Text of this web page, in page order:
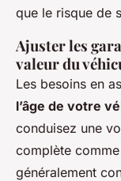
que le risque de
Ajuster les
valeur du
Les besoins en
l’âge de votre
conduisez une
complète
généralement